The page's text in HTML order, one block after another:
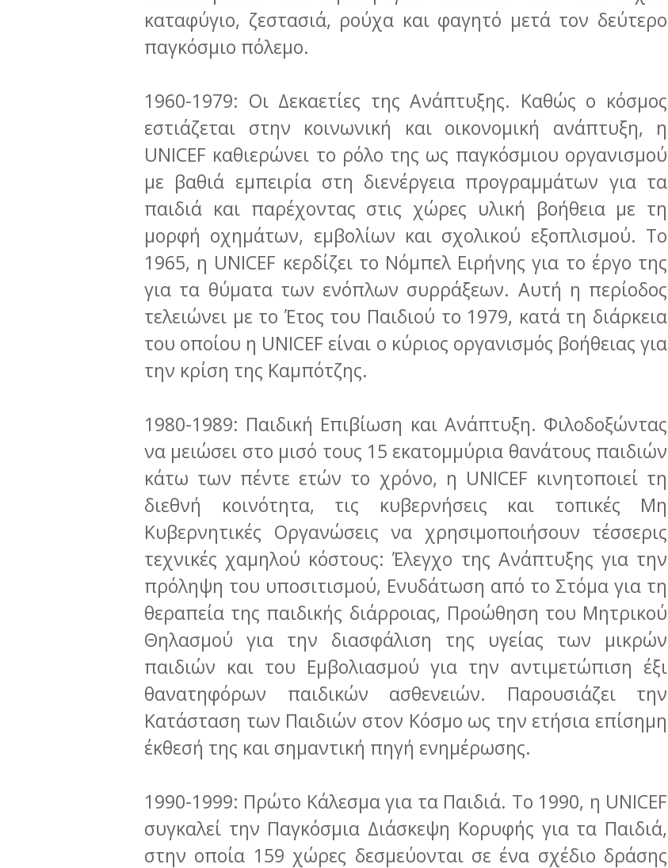
καταφύγιο, ζεστασιά, ρούχα και φαγητό μετά τον δεύτερο
παγκόσμιο πόλεμο.
1960-1979: Οι Δεκαετίες της Ανάπτυξης. Καθώς ο κόσμος
εστιάζεται στην κοινωνική και οικονομική ανάπτυξη, η
UNICEF καθιερώνει το ρόλο της ως παγκόσμιου οργανισμού
με βαθιά εμπειρία στη διενέργεια προγραμμάτων για τα
παιδιά και παρέχοντας στις χώρες υλική βοήθεια με τη
μορφή οχημάτων, εμβολίων και σχολικού εξοπλισμού. Το
1965, η UNICEF κερδίζει το Νόμπελ Ειρήνης για το έργο της
για τα θύματα των ενόπλων συρράξεων. Αυτή η περίοδος
τελειώνει με το Έτος του Παιδιού το 1979, κατά τη διάρκεια
του οποίου η UNICEF είναι ο κύριος οργανισμός βοήθειας για
την κρίση της Καμπότζης.
1980-1989: Παιδική Επιβίωση και Ανάπτυξη. Φιλοδοξώντας
να μειώσει στο μισό τους 15 εκατομμύρια θανάτους παιδιών
κάτω των πέντε ετών το χρόνο, η UNICEF κινητοποιεί τη
διεθνή κοινότητα, τις κυβερνήσεις και τοπικές Μη
Κυβερνητικές Οργανώσεις να χρησιμοποιήσουν τέσσερις
τεχνικές χαμηλού κόστους: Έλεγχο της Ανάπτυξης για την
πρόληψη του υποσιτισμού, Ενυδάτωση από το Στόμα για τη
θεραπεία της παιδικής διάρροιας, Προώθηση του Μητρικού
Θηλασμού για την διασφάλιση της υγείας των μικρών
παιδιών και του Εμβολιασμού για την αντιμετώπιση έξι
θανατηφόρων παιδικών ασθενειών. Παρουσιάζει την
Κατάσταση των Παιδιών στον Κόσμο ως την ετήσια επίσημη
έκθεσή της και σημαντική πηγή ενημέρωσης.
1990-1999: Πρώτο Κάλεσμα για τα Παιδιά. Το 1990, η UNICEF
συγκαλεί την Παγκόσμια Διάσκεψη Κορυφής για τα Παιδιά,
στην οποία 159 χώρες δεσμεύονται σε ένα σχέδιο δράσης